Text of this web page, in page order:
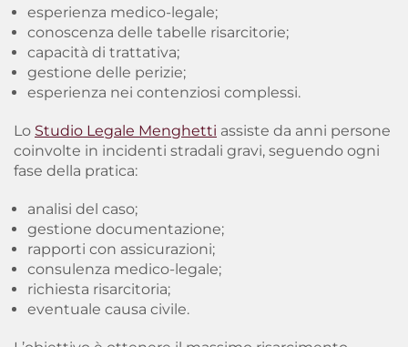
esperienza medico-legale;
conoscenza delle tabelle risarcitorie;
capacità di trattativa;
gestione delle perizie;
esperienza nei contenziosi complessi.
Lo Studio Legale Menghetti assiste da anni persone
coinvolte in incidenti stradali gravi, seguendo ogni
fase della pratica:
analisi del caso;
gestione documentazione;
rapporti con assicurazioni;
consulenza medico-legale;
richiesta risarcitoria;
eventuale causa civile.